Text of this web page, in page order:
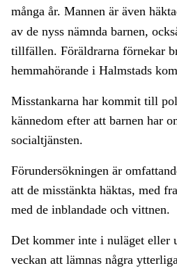
många år. Mannen är även
av de nyss nämnda barnen,
tillfällen. Föräldrarna förnekar
hemmahörande i Halmstads
Misstankarna har kommit till
kännedom efter att barnen har
socialtjänsten.
Förundersökningen är
att de misstänkta häktas, med
med de inblandade och vittnen.
Det kommer inte i nuläget eller
veckan att lämnas några